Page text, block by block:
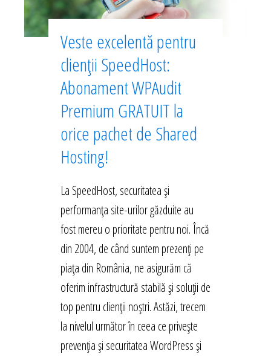
Veste excelentă pentru
clienții SpeedHost:
Abonament WPAudit
Premium GRATUIT la
orice pachet de Shared
Hosting!
La SpeedHost, securitatea și
performanța site-urilor găzduite au
fost mereu o prioritate pentru noi. Încă
din 2004, de când suntem prezenți pe
piața din România, ne asigurăm că
oferim infrastructură stabilă și soluții de
top pentru clienții noștri. Astăzi, trecem
la nivelul următor în ceea ce privește
prevenția și securitatea WordPress și